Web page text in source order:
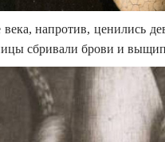
напротив, ценились
сбривали брови и